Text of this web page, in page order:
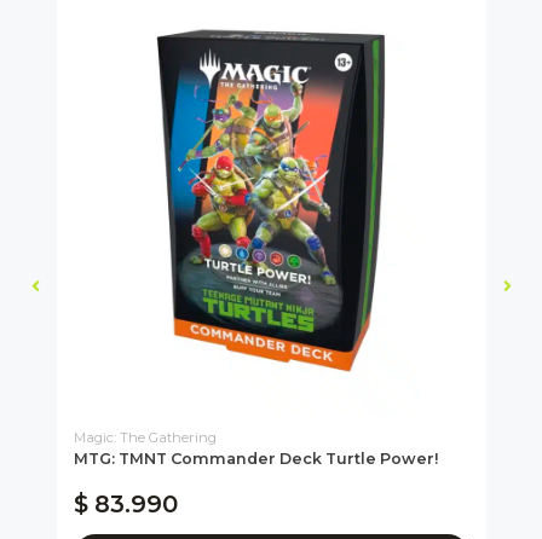
Magic: The Gathering
MTG: TMNT Commander Deck Turtle Power!
$ 83.990